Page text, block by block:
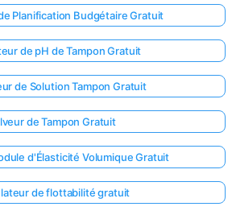
Planification Budgétaire Gratuit
de pH de Tampon Gratuit
de Solution Tampon Gratuit
de Tampon Gratuit
d'Élasticité Volumique Gratuit
de flottabilité gratuit